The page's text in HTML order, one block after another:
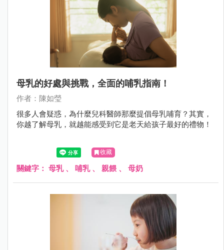
母乳的好處與挑戰，全面的哺乳指南！
作者：陳如瑩
很多人會疑惑，為什麼兒科醫師那麼提倡母乳哺育？其實，
你越了解母乳，就越能感受到它是老天給孩子最好的禮物！
收藏
關鍵字： 母乳、 哺乳、 親餵 、 母奶